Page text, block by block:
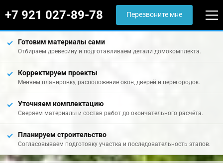
+7 921 027-89-78 Перезвоните мне
Готовим материалы сами
Отбираем древесину и подготавливаем детали домокомплекта.
Корректируем проекты
Меняем планировку, расположение окон, дверей и перегородок.
Уточняем комплектацию
Сверяем материалы и состав работ до окончательного расчёта.
Планируем строительство
Согласовываем подготовку участка и последовательность этапов.